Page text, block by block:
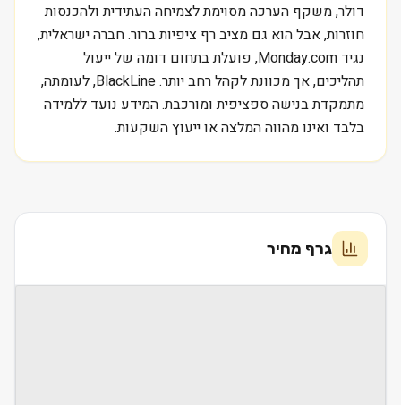
דולר, משקף הערכה מסוימת לצמיחה העתידית ולהכנסות
חוזרות, אבל הוא גם מציב רף ציפיות ברור. חברה ישראלית,
נגיד Monday.com, פועלת בתחום דומה של ייעול
תהליכים, אך מכוונת לקהל רחב יותר. BlackLine, לעומתה,
מתמקדת בנישה ספציפית ומורכבת. המידע נועד ללמידה
בלבד ואינו מהווה המלצה או ייעוץ השקעות.
גרף מחיר